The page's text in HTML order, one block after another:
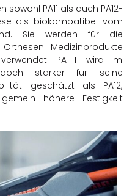
sowohl PA11 als auch PA12-
als biokompatibel vom
Sie werden für die
Medizinprodukte
PA 11 wird im
stärker für seine
geschätzt als PA12,
höhere Festigkeit